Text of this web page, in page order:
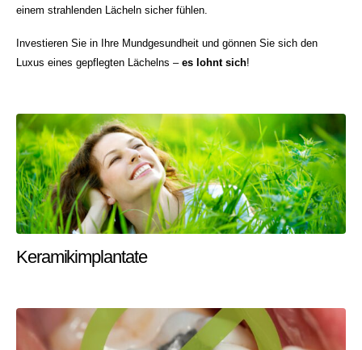
einem strahlenden Lächeln sicher fühlen.
Investieren Sie in Ihre Mundgesundheit und gönnen Sie sich den
Luxus eines gepflegten Lächelns – es lohnt sich!
Keramikimplantate